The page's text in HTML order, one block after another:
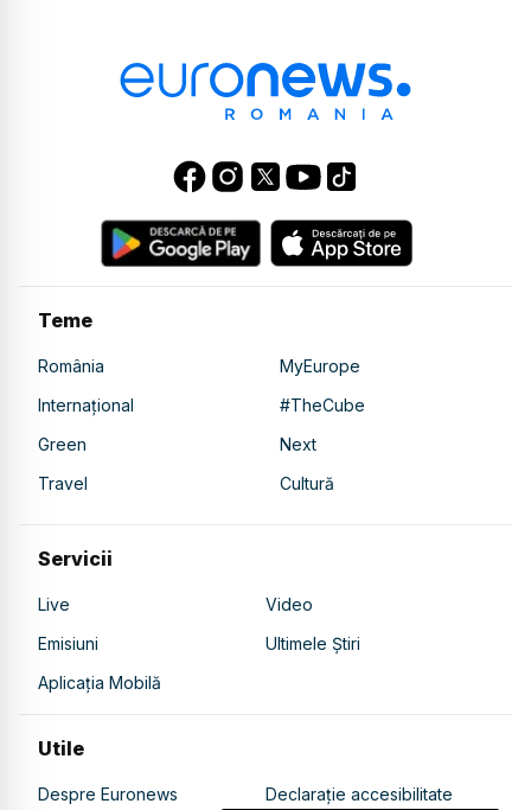
Teme
România
MyEurope
Internațional
#TheCube
Green
Next
Travel
Cultură
Servicii
Live
Video
Emisiuni
Ultimele Știri
Aplicația Mobilă
Utile
Despre Euronews Declarație accesibilitate